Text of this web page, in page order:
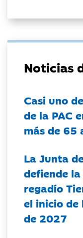
Noticias
Casi uno
de la PAC
más de 65
La Junta
defiende
regadío
el inicio de
de 2027